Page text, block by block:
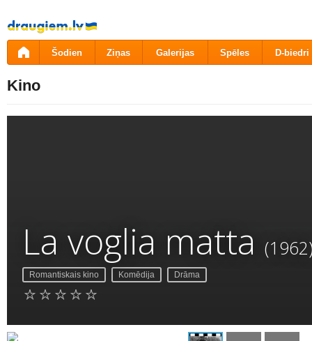
Pāriet
uz
saturu
Šodien Ziņas Galerijas Spēles D-biedri
Kino
La voglia matta
Romantiskais kino Komēdija Drāma